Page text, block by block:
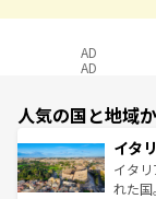
AD
AD
人気の国と地域
イタ
イタ
れた国。